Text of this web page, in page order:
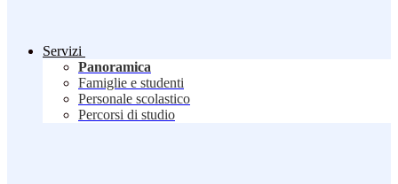
Servizi
Panoramica
Famiglie e studenti
Personale scolastico
Percorsi di studio